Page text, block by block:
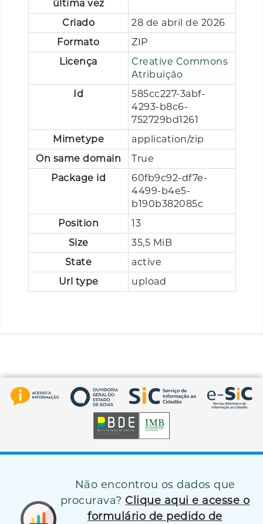
última vez
Criado
28 de abril de 2026
Formato
ZIP
Licença
Creative Commons
Atribuição
Id
585cc227-3abf-
4293-b8c6-
752729bd1261
Mimetype
application/zip
On same domain
True
Package id
60fb9c92-df7e-
4499-b4e5-
b190b382085c
Position
13
Size
35,5 MiB
State
active
Url type
upload
Não encontrou os dados que
procurava? Clique aqui e acesse o
formulário de pedido de